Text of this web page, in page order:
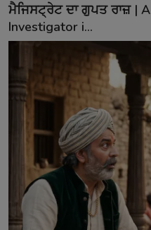
ਮੈਜਿਸਟ੍ਰੇਟ ਦਾ ਗੁਪਤ ਰਾਜ਼ |
Investigator i...